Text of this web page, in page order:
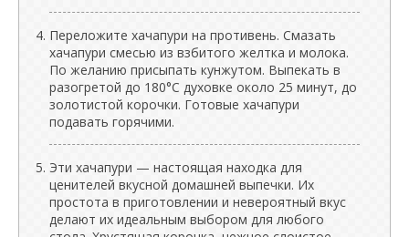
Переложите хачапури на противень. Смазать
хачапури смесью из взбитого желтка и молока.
По желанию присыпать кунжутом. Выпекать в
разогретой до 180°C духовке около 25 минут, до
золотистой корочки. Готовые хачапури
подавать горячими.
Эти хачапури — настоящая находка для
ценителей вкусной домашней выпечки. Их
простота в приготовлении и невероятный вкус
делают их идеальным выбором для любого